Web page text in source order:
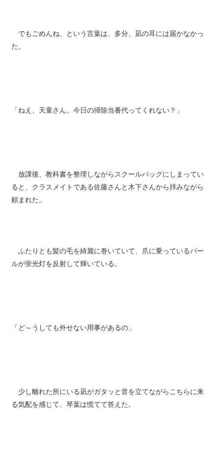
でもごめんね、という言葉は、多分、凪の耳には届かなかっ
た。
「ねえ、天童さん。今日の掃除当番代ってくれない？」
放課後、教科書を整理しながらスクールバッグにしまってい
ると、クラスメイトである佐藤さんと木下さんから拝みながら
頼まれた。
ふたりとも髪の毛を綺麗に巻いていて、爪に乗っているパー
ルが蛍光灯を反射して輝いている。
「ど～うしても外せない用事があるの」
少し離れた所にいる凪がガタッと音を立てながらこちらに来
る気配を感じて、琴葉は慌てて答えた。